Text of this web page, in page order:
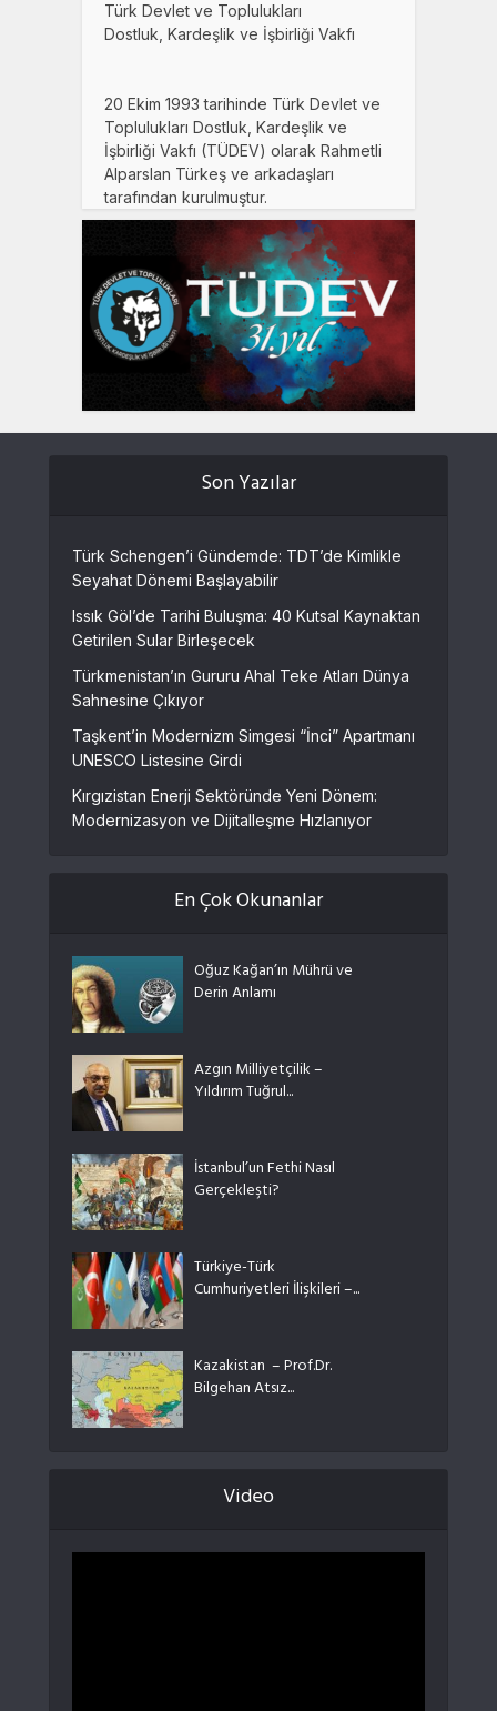
Türk Devlet ve Toplulukları
Dostluk, Kardeşlik ve İşbirliği Vakfı
20 Ekim 1993 tarihinde Türk Devlet ve
Toplulukları Dostluk, Kardeşlik ve
İşbirliği Vakfı (TÜDEV) olarak Rahmetli
Alparslan Türkeş ve arkadaşları
tarafından kurulmuştur.
Son Yazılar
Türk Schengen’i Gündemde: TDT’de Kimlikle
Seyahat Dönemi Başlayabilir
Issık Göl’de Tarihi Buluşma: 40 Kutsal Kaynaktan
Getirilen Sular Birleşecek
Türkmenistan’ın Gururu Ahal Teke Atları Dünya
Sahnesine Çıkıyor
Taşkent’in Modernizm Simgesi “İnci” Apartmanı
UNESCO Listesine Girdi
Kırgızistan Enerji Sektöründe Yeni Dönem:
Modernizasyon ve Dijitalleşme Hızlanıyor
En Çok Okunanlar
Oğuz Kağan’ın Mührü ve
Derin Anlamı
Azgın Milliyetçilik –
Yıldırım Tuğrul...
İstanbul’un Fethi Nasıl
Gerçekleşti?
Türkiye-Türk
Cumhuriyetleri İlişkileri –...
Kazakistan – Prof.Dr.
Bilgehan Atsız...
Video